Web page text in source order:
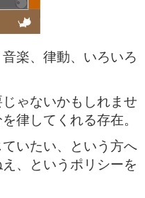
楽、律動、いろいろ
ゃないかもしれませ
律してくれる存在。
いたい、という方へ
、というポリシーを